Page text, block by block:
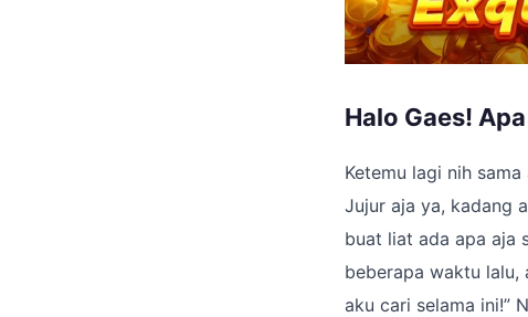
Halo Gaes!
Ketemu lagi nih
Jujur aja ya, kadang
buat liat ada apa aja
beberapa waktu lalu,
aku cari selama ini!”